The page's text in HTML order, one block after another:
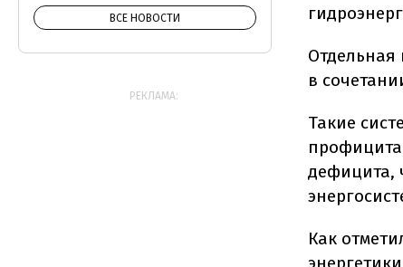
Отдельная
в
Такие
дефицита,
Как
ВСЕ НОВОСТИ
РЕКЛАМА: